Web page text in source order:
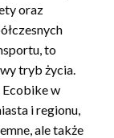
oraz
to
tryb życia.
Ecobike w
i regionu,
ale także